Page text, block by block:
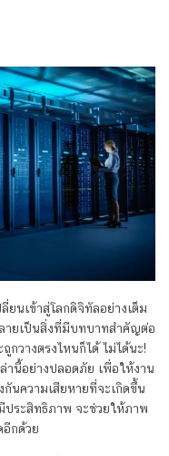
นเข้าสู่โลกดิจิทัลอย่างเต็ม
ายเป็นสิ่งที่มีบทบาทสำคัญต่อ
กวางตรงไหนก็ได้ ไม่ได้นะ!
านี้อย่างปลอดภัย เพื่อให้งาน
นความเสียหายที่จะเกิดขึ้น
ประสิทธิภาพ จะช่วยให้ภาพ
อีกด้วย